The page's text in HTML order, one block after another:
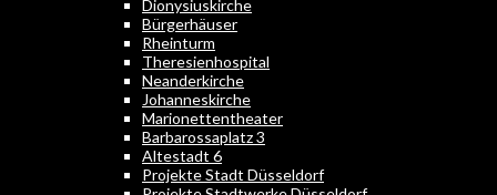
Dionysiuskirche
Bürgerhäuser
Rheinturm
Theresienhospital
Neanderkirche
Johanneskirche
Marionettentheater
Barbarossaplatz 3
Altestadt 6
Projekte Stadt Düsseldorf